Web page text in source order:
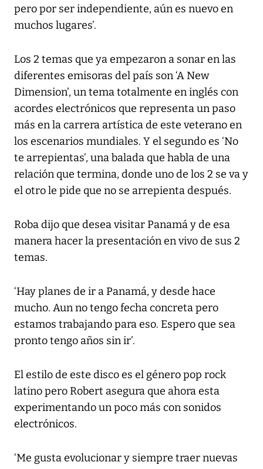
pero por ser independiente, aún es nuevo en
muchos lugares’.
Los 2 temas que ya empezaron a sonar en las
diferentes emisoras del país son ‘A New
Dimension’, un tema totalmente en inglés con
acordes electrónicos que representa un paso
más en la carrera artística de este veterano en
los escenarios mundiales. Y el segundo es ‘No
te arrepientas’, una balada que habla de una
relación que termina, donde uno de los 2 se va y
el otro le pide que no se arrepienta después.
Roba dijo que desea visitar Panamá y de esa
manera hacer la presentación en vivo de sus 2
temas.
‘Hay planes de ir a Panamá, y desde hace
mucho. Aun no tengo fecha concreta pero
estamos trabajando para eso. Espero que sea
pronto tengo años sin ir’.
El estilo de este disco es el género pop rock
latino pero Robert asegura que ahora esta
experimentando un poco más con sonidos
electrónicos.
‘Me gusta evolucionar y siempre traer nuevas